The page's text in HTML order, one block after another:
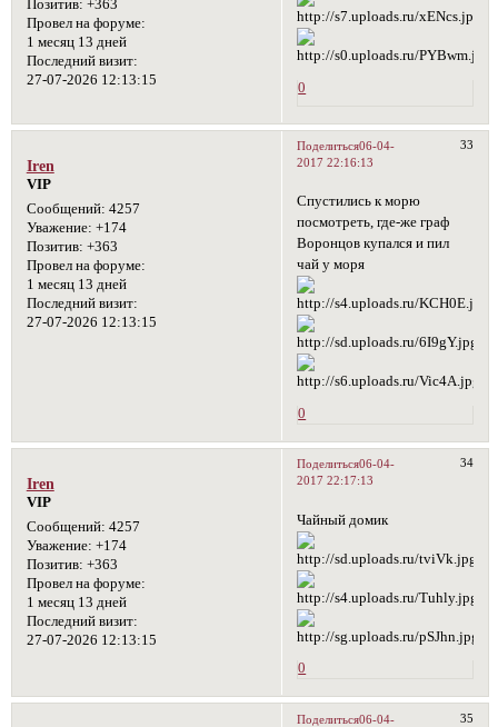
Позитив: +363
Провел на форуме:
1 месяц 13 дней
Последний визит:
27-07-2026 12:13:15
0
Поделиться 33
06-04-
2017 22:16:13
Iren
VIP
Сообщений: 4257
Уважение: +174
Позитив: +363
Провел на форуме:
1 месяц 13 дней
Последний визит:
27-07-2026 12:13:15
Спустились к морю
посмотреть, где-же граф
Воронцов купался и пил
чай у моря
0
Поделиться 34
06-04-
2017 22:17:13
Iren
VIP
Сообщений: 4257
Уважение: +174
Позитив: +363
Провел на форуме:
1 месяц 13 дней
Последний визит:
27-07-2026 12:13:15
Чайный домик
0
Поделиться 35
06-04-